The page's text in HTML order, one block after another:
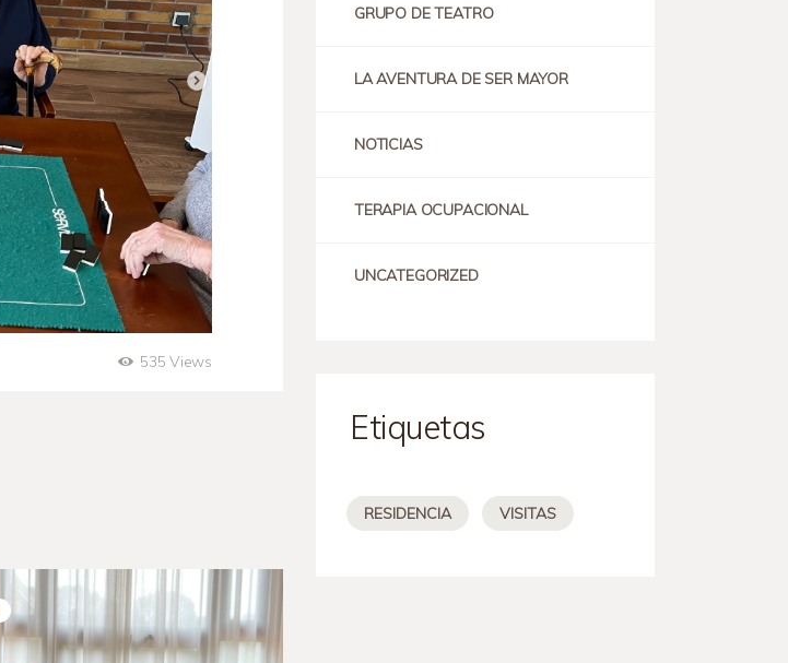
535 Views
GRUPO DE TEATRO
LA AVENTURA DE SER MAYOR
NOTICIAS
TERAPIA OCUPACIONAL
UNCATEGORIZED
Etiquetas
RESIDENCIA VISITAS